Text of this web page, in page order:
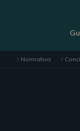
Normativa